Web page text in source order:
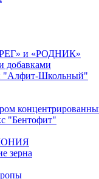
и «РОДНИК»
добавками
"Алфит-Школьный"
"Бентофит"
зерна